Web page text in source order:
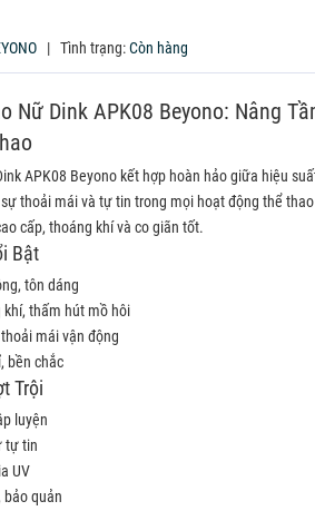
| Tình trạng: Còn hàng
Nữ Dink APK08 Beyono: Nâng
APK08 Beyono kết hợp hoàn hảo giữa hiệu
thoải mái và tự tin trong mọi hoạt động thể
cấp, thoáng khí và co giãn tốt.
Bật
tôn dáng
thấm hút mồ hôi
mái vận động
bền chắc
Trội
luyện
tự tin
UV
bảo quản